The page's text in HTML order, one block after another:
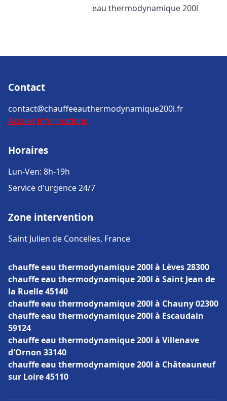
eau thermodynamique 200l
Contact
contact@chauffeeauthermodynamique200l.fr
Accueil Informations
Horaires
Lun-Ven: 8h-19h
Service d'urgence 24/7
Zone intervention
Saint Julien de Concelles, France
chauffe eau thermodynamique 200l à Lèves 28300
chauffe eau thermodynamique 200l à Saint Jean de
la Ruelle 45140
chauffe eau thermodynamique 200l à Chauny 02300
chauffe eau thermodynamique 200l à Escaudain
59124
chauffe eau thermodynamique 200l à Villenave
d'Ornon 33140
chauffe eau thermodynamique 200l à Châteauneuf
sur Loire 45110